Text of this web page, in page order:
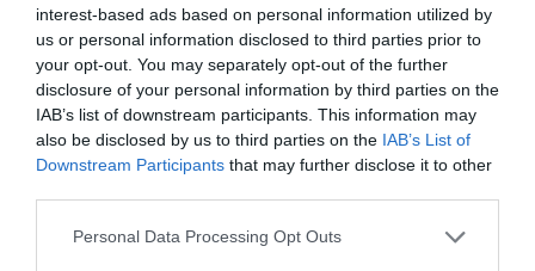
interest-based ads based on personal information utilized by
us or personal information disclosed to third parties prior to
your opt-out. You may separately opt-out of the further
disclosure of your personal information by third parties on the
IAB’s list of downstream participants. This information may
also be disclosed by us to third parties on the IAB’s List of
Downstream Participants that may further disclose it to other
Personal Data Processing Opt Outs
Active Sundays, Aegean Airlines, Alio|Γιάννης
Λουκάκος, ANEK LINES & SUPERFAST FERRIES,
Ayama Yoga House, B-earth, Blue Star Ferries,
boxpharmacy.gr, Breeze, Cocoon Urban Spa,
Cookoovaya, Coral Hotel, Couleur Locale, Dalon,
Dardiza Boutique Hotel, Elatos Resort & Health
Club Παρνασσός, ELLINAIR MOUZENIDIS